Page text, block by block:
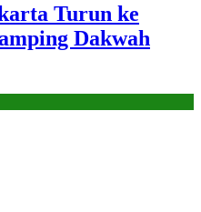
Turun ke
Dakwah